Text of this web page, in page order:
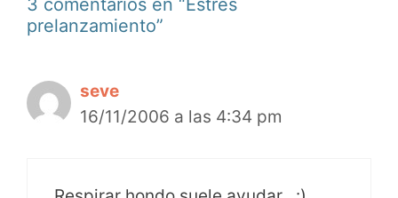
3 comentarios en “Estrés
prelanzamiento”
seve
16/11/2006 a las 4:34 pm